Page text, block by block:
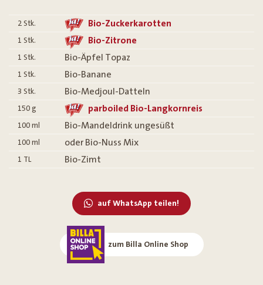
2 Stk. Bio-Zuckerkarotten
1 Stk. Bio-Zitrone
1 Stk. Bio-Äpfel Topaz
1 Stk. Bio-Banane
3 Stk. Bio-Medjoul-Datteln
150 g parboiled Bio-Langkornreis
100 ml Bio-Mandeldrink ungesüßt
100 ml oder Bio-Nuss Mix
1 TL Bio-Zimt
auf WhatsApp teilen!
zum Billa Online Shop